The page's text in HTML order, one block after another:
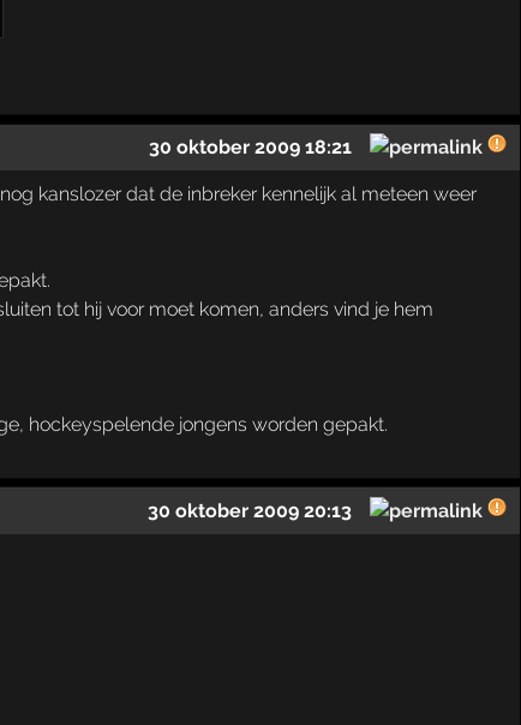
30 oktober 2009 18:21
kanslozer dat de inbreker kennelijk al meteen weer
tot hij voor moet komen, anders vind je hem
hockeyspelende jongens worden gepakt.
30 oktober 2009 20:13